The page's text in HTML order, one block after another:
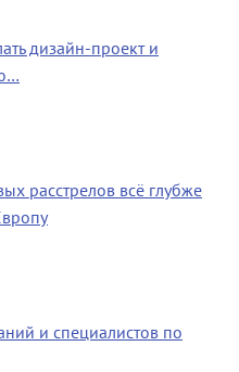
дизайн-проект и
расстрелов всё глубже
и специалистов по